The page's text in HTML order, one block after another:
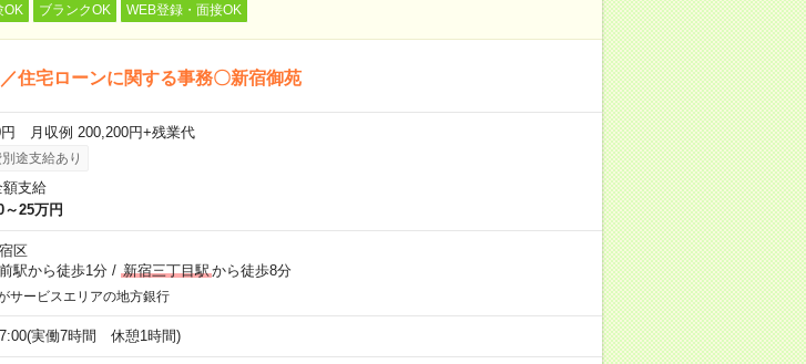
OK ブランクOK WEB登録・面接OK
住宅ローンに関する事務〇新宿御苑
円 月収例 200,200円+残業代
途支給あり
額支給
～25万円
区
駅から徒歩1分/ 新宿三丁目駅から徒歩8分
サービスエリアの地方銀行
実働7時間 休憩1時間)